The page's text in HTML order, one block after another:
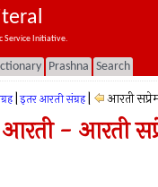
Service Initiative.
Prashna Search
इतर आरती संग्रह आरती
आरती - आरती